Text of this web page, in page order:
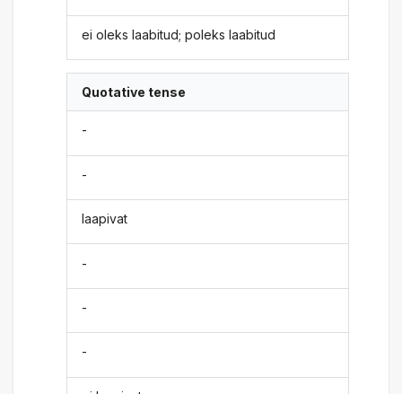
ei oleks laabitud; poleks laabitud
Quotative tense
-
-
laapivat
-
-
-